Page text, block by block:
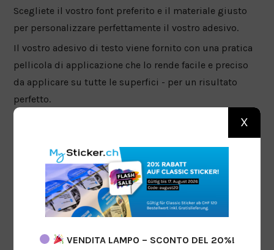
Scegliete il vostro font preferito e il materiale giusto
per personalizzare perfettamente il vostro adesivo.
Il vostro adesivo di testo viene fornito con una pratica
pellicola di applicazione che lo rende facile e preciso
da applicare su tutte le superfici - per un risultato
perfetto.
perfetto per finestre, pareti, auto,
vetrine o come adesivo pubblicitario.
Durevole:ideale per uso interno ed esterno,
resistente alle condizioni atmosferiche e
all'abrasione.
Facile da applicare: Grazie alla pellicola di
bolle d'aria.
X
VENDITA LAMPO – SCONTO DEL 20%!